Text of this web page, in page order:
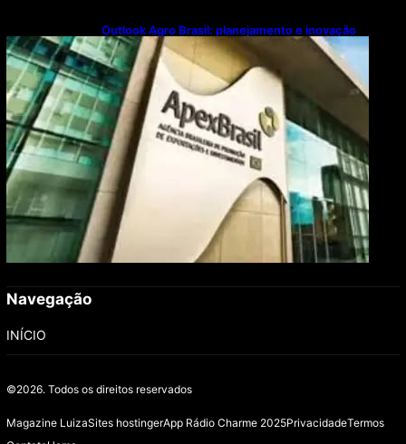
Outlook Agro Brasil: planejamento e inovação
pautam debates sobre futuro do agronegócio
Navegação
INÍCIO
©2026. Todos os direitos reservados
Magazine LuizaSites hostingerApp Rádio Charme 2025PrivacidadeTermos